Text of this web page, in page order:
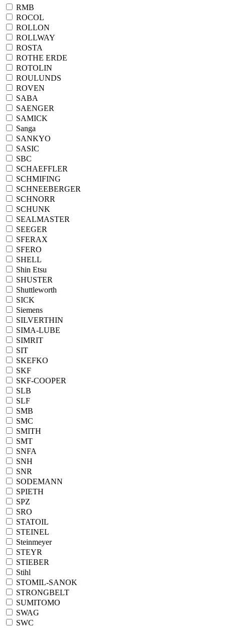
RMB
ROCOL
ROLLON
ROLLWAY
ROSTA
ROTHE ERDE
ROTOLIN
ROULUNDS
ROVEN
SABA
SAENGER
SAMICK
Sanga
SANKYO
SASIC
SBC
SCHAEFFLER
SCHMIFING
SCHNEEBERGER
SCHNORR
SCHUNK
SEALMASTER
SEEGER
SFERAX
SFERO
SHELL
Shin Etsu
SHUSTER
Shuttleworth
SICK
Siemens
SILVERTHIN
SIMA-LUBE
SIMRIT
SIT
SKEFKO
SKF
SKF-COOPER
SLB
SLF
SMB
SMC
SMITH
SMT
SNFA
SNH
SNR
SODEMANN
SPIETH
SPZ
SRO
STATOIL
STEINEL
Steinmeyer
STEYR
STIEBER
Stihl
STOMIL-SANOK
STRONGBELT
SUMITOMO
SWAG
SWC